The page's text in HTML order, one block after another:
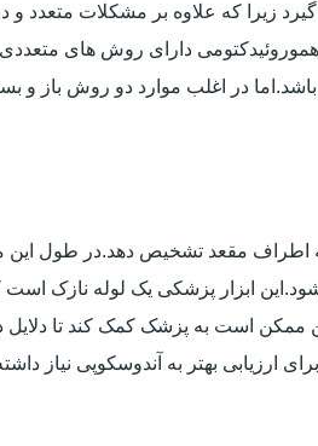
زیرا که علاوه بر مشکلات متعدد و
دارای روش های
در اغلب موارد دو روش باز و
اطراف مقعد تشخیص دهد.در طول این
ابزار پزشکی یک لوله نازک است
ممکن است به پزشک کمک کند تا دلایل
ارزیابی بهتر به آندوسکوپی نیاز